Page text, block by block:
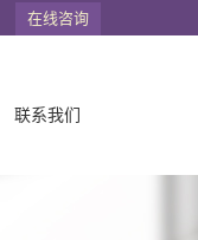
在线咨询
联系我们